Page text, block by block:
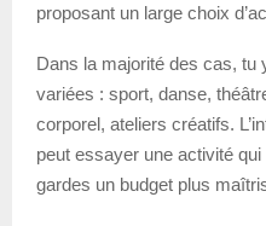
proposant un large choix
Dans la majorité des cas, tu
variées : sport, danse,
corporel, ateliers créatifs.
peut essayer une activité
gardes un budget plus